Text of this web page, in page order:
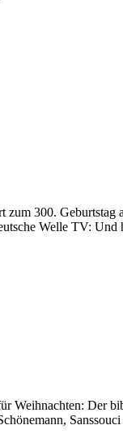
300. Geburtstag
Welle TV:
Der